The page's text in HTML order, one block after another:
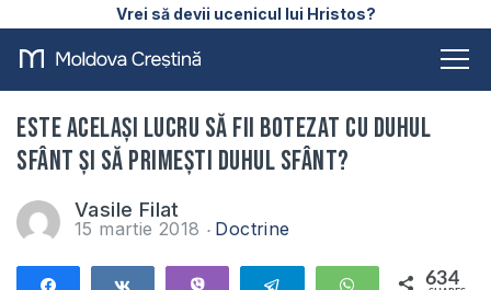
Vrei să devii ucenicul lui Hristos?
Este același lucru să fii botezat cu Duhul
Sfânt și să primești Duhul Sfânt?
Vasile Filat
15 martie 2018 Doctrine
Telegram WhatsApp
634